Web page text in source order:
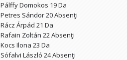
Pálffy Domokos 19 Da
Petres Sándor 20 Absenţi
Rácz Árpád 21 Da
Rafain Zoltán 22 Absenţi
Kocs Ilona 23 Da
Sófalvi László 24 Absenţi